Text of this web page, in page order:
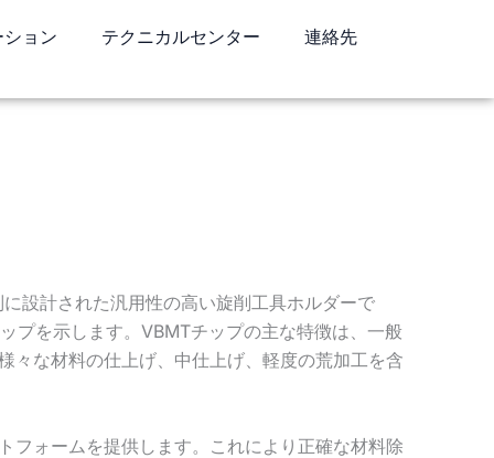
ョン テクニカルセンター 連絡先
設計された汎用性の高い旋削工具ホルダーで
プを示します。VBMTチップの主な特徴は、一般
々な材料の仕上げ、中仕上げ、軽度の荒加工を含
ォームを提供します。これにより正確な材料除